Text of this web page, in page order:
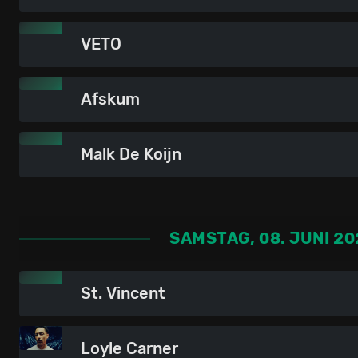
VETO
Afskum
Malk De Koijn
SAMSTAG, 08. JUNI
St. Vincent
Loyle Carner